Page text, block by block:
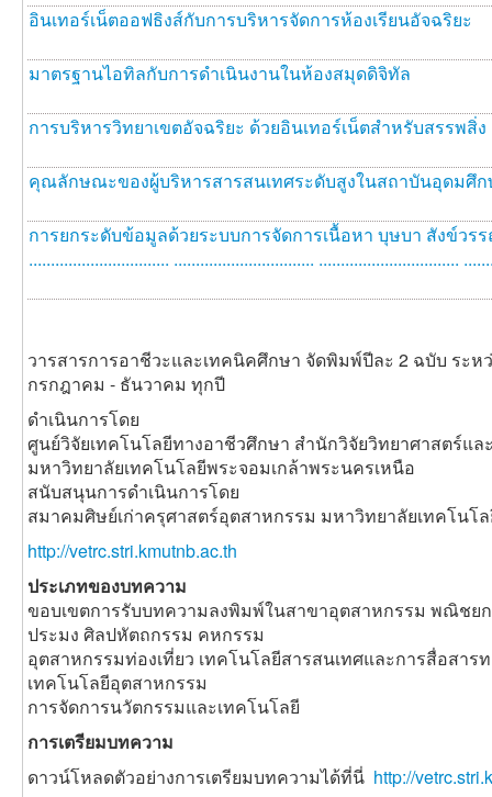
อินเทอร์เน็ตออฟธิงส์กับการบริหารจัดการห้องเรียนอัจฉริยะ
มาตรฐานไอทิลกับการดำเนินงานในห้องสมุดดิจิทัล
การบริหารวิทยาเขตอัจฉริยะ ด้วยอินเทอร์เน็ตสำหรับสรรพสิ่ง
คุณลักษณะของผู้บริหารสารสนเทศระดับสูงในสถาบันอุดมศึ
การยกระดับข้อมูลด้วยระบบการจัดการเนื้อหา บุษบา สังข์วรรณ
................................ ................................ ................................
วารสารการอาชีวะและเทคนิคศึกษา จัดพิมพ์ปีละ 2 ฉบับ ระห
กรกฎาคม - ธันวาคม ทุกปี
ดำเนินการโดย
ศูนย์วิจัยเทคโนโลยีทางอาชีวศึกษา สำนักวิจัยวิทยาศาสตร์แล
มหาวิทยาลัยเทคโนโลยีพระจอมเกล้าพระนครเหนือ
สนับสนุนการดำเนินการโดย
สมาคมศิษย์เก่าครุศาสตร์อุตสาหกรรม มหาวิทยาลัยเทคโนโ
http://vetrc.stri.kmutnb.ac.th
ประเภทของบทความ
ขอบเขตการรับบทความลงพิมพ์ในสาขาอุตสาหกรรม พณิชย
ประมง ศิลปหัตถกรรม คหกรรม
อุตสาหกรรมท่องเที่ยว เทคโนโลยีสารสนเทศและการสื่อสา
เทคโนโลยีอุตสาหกรรม
การจัดการนวัตกรรมและเทคโนโลยี
การเตรียมบทความ
ดาวน์โหลดตัวอย่างการเตรียมบทความได้ที่นี่ http://